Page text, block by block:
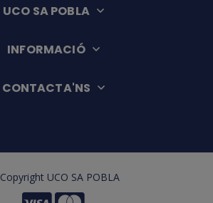
UCO SA POBLA
INFORMACIÓ
CONTACTA'NS
Copyright UCO SA POBLA